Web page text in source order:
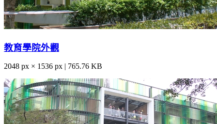
教育學院外觀
2048 px × 1536 px | 765.76 KB